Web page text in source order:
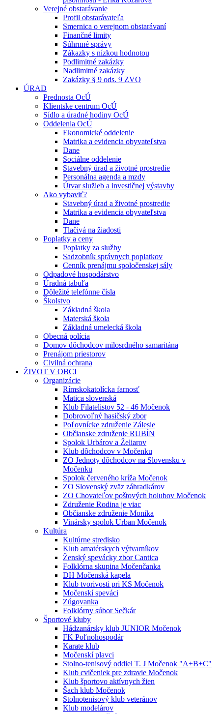
Verejné obstarávanie
Profil obstarávateľa
Smernica o verejnom obstarávaní
Finančné limity
Súhrnné správy
Zákazky s nízkou hodnotou
Podlimitné zakázky
Nadlimitné zakázky
Zakázky § 9 ods. 9 ZVO
ÚRAD
Prednosta OcÚ
Klientske centrum OcÚ
Sídlo a úradné hodiny OcÚ
Oddelenia OcÚ
Ekonomické oddelenie
Matrika a evidencia obyvateľstva
Dane
Sociálne oddelenie
Stavebný úrad a životné prostredie
Personálna agenda a mzdy
Útvar služieb a investičnej výstavby
Ako vybaviť?
Stavebný úrad a životné prostredie
Matrika a evidencia obyvateľstva
Dane
Tlačivá na žiadosti
Poplatky a ceny
Poplatky za služby
Sadzobník správnych poplatkov
Cenník prenájmu spoločenskej sály
Odpadové hospodárstvo
Úradná tabuľa
Dôležité telefónne čísla
Školstvo
Základná škola
Materská škola
Základná umelecká škola
Obecná polícia
Domov dôchodcov milosrdného samaritána
Prenájom priestorov
Civilná ochrana
ŽIVOT V OBCI
Organizácie
Rímskokatolícka farnosť
Matica slovenská
Klub Filatelistov 52 - 46 Močenok
Dobrovoľný hasičský zbor
Poľovnícke združenie Zálesie
Občianske združenie RUBÍN
Spolok Urbárov a Želiarov
Klub dôchodcov v Močenku
ZO Jednoty dôchodcov na Slovensku v
Močenku
Spolok červeného kríža Močenok
ZO Slovenský zväz záhradkárov
ZO Chovateľov poštových holubov Močenok
Združenie Rodina je viac
Občianske združenie Monika
Vinársky spolok Urban Močenok
Kultúra
Kultúrne stredisko
Klub amatérskych výtvarníkov
Ženský spevácky zbor Cantica
Folklórna skupina Močenčanka
DH Močenská kapela
Klub tvorivosti pri KS Močenok
Močenskí speváci
Zúgovanka
Folklórny súbor Sečkár
Športové kluby
Hádzanársky klub JUNIOR Močenok
FK Poľnohospodár
Karate klub
Močenskí plavci
Stolno-tenisový oddiel T. J Močenok "A+B+C"
Klub cvičeniek pre zdravie Močenok
Klub športovo aktívnych žien
Šach klub Močenok
Stolnotenisový klub veteránov
Klub modelárov